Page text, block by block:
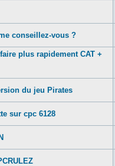
conseillez-vous ?
plus rapidement CAT +
du jeu Pirates
sur cpc 6128